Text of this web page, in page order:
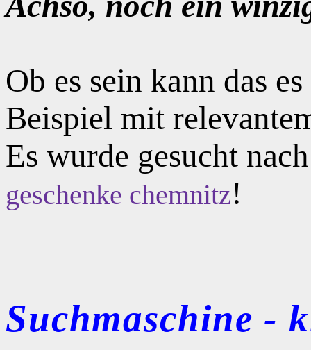
Ob es sein kann das
Beispiel mit
Es wurde gesucht
geschenke chemnitz!
Suchmaschine -